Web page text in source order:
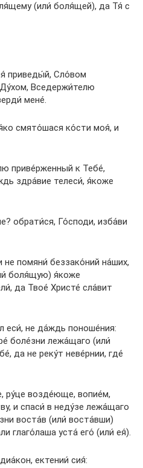
(или́ боля́щей), да Тя́ с
приведы́й, Сло́вом
Вседержи́телю
мене́.
смято́шася ко́сти моя́, и
приве́рженный к Тебе́,
здра́вие телеси́, я́коже
обрати́ся, Го́споди, изба́ви
помяни́ беззако́ний на́ших,
боля́щую) я́коже
да Твое́ Христе́ сла́вит
еси́, не да́ждь поноше́ния:
боле́зни лежа́щаго (или́
да не реку́т неве́рнии, где́
ру́це возде́юще, вопие́м,
и спаси́ в неду́зе лежа́щаго
воста́в (или́ воста́вши)
глаго́лаша уста́ его́ (или́ ея́).
ектении́ сия́: